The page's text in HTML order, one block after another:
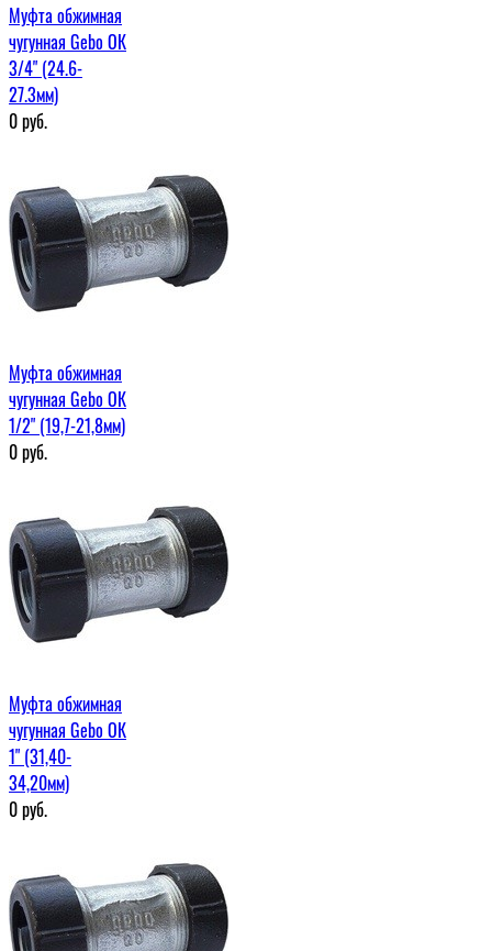
Муфта обжимная
чугунная Gebo ОК
3/4" (24.6-
27.3мм)
0руб.
Муфта обжимная
чугунная Gebo ОК
1/2" (19,7-21,8мм)
0руб.
Муфта обжимная
чугунная Gebo ОК
1" (31,40-
34,20мм)
0руб.